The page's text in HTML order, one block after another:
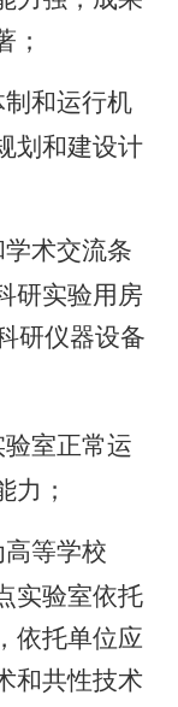
；
和运行机
划和建设计
术交流条
研实验用房
研仪器设备
室正常运
力；
等学校
实验室依托
依托单位应
和共性技术